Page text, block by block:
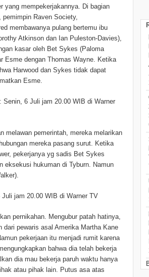
yang mempekerjakannya. Di bagian
Raven Society,
membawanya pulang bertemu ibu
Atkinson dan Ian Puleston-Davies),
kasar oleh Bet Sykes (Paloma
Esme dengan Thomas Wayne. Ketika
Harwood dan Sykes tidak dapat
Esme.
Senin, 6 Juli jam 20.00 WIB di Warner
melawan pemerintah, mereka melarikan
mereka pasang surut. Ketika
pekerjanya yg sadis Bet Sykes
eksekusi hukuman di Tyburn. Namun
jam 20.00 WIB di Warner TV
pernikahan. Mengubur patah hatinya,
dari pewaris asal Amerika Martha Kane
pekerjaan itu menjadi rumit karena
bahwa dia telah bekerja
dia mau bekerja paruh waktu hanya
atau pihak lain. Putus asa atas